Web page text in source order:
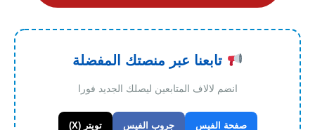
تابعنا عبر منصتك المفضلة
انضم لالاف المتابعين ليصلك الجديد فورا
صفحة الفيس جروب الفيس تويتر (X)